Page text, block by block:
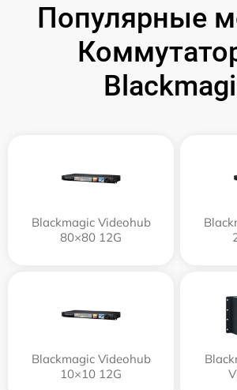
Популярные
Blackmagic Videohub
80×80 12G
Blackmagic Videohub
10×10 12G